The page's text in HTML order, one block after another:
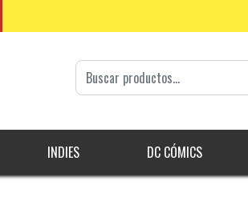
INDIES DC CÓMICS